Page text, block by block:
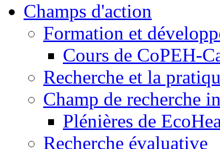
Champs d'action
Formation et
Cours de CoPEH-
Recherche et la
Champ de recherche
Plénières de
Recherche évaluative